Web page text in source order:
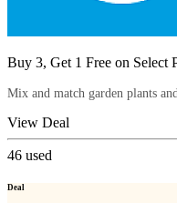
Buy 3, Get 1 Free on Select
Mix and match garden plants
View Deal
46 used
Deal